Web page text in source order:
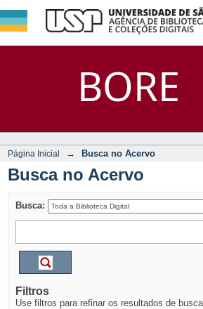
BORE
Busca no
DSpace/Manakin +
Página Inicial → Busca no Acervo
Busca no Acervo
Busca:
Filtros
Use filtros para refinar os resultados de busca.